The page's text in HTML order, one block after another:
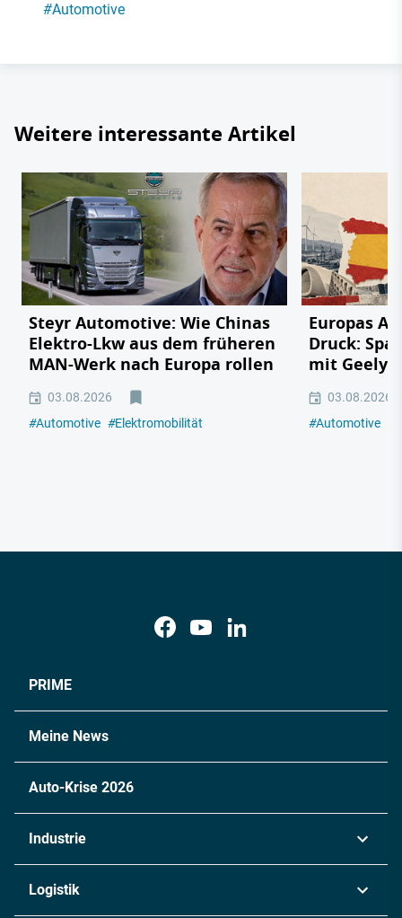
#Automotive
Weitere interessante Artikel
Steyr Automotive: Wie Chinas
Elektro-Lkw aus dem früheren
MAN-Werk nach Europa rollen
03.08.2026
#Automotive #Elektromobilität
Europas
Druck:
mit Geely,
03.08.2026
#Automotive
PRIME
Meine News
Auto-Krise 2026
Industrie
Logistik